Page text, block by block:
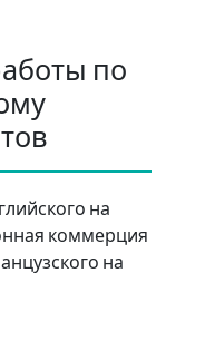
по
на
коммерция
на